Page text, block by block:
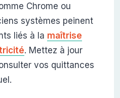
Chrome ou
systèmes peinent
liés à la maîtrise
. Mettez à jour
vos quittances